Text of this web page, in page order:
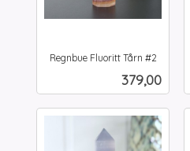
Regnbue Fluoritt Tårn #2
Pris
379,00